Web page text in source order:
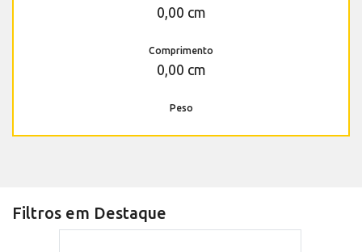
0,00 cm
Comprimento
0,00 cm
Peso
Filtros em Destaque